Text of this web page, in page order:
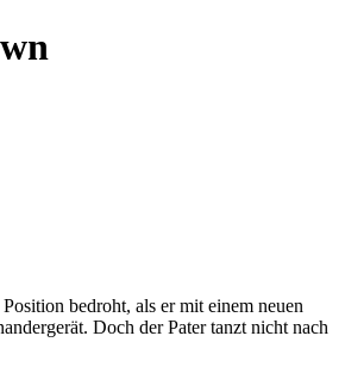
bedroht, als er mit einem neuen
Doch der Pater tanzt nicht nach